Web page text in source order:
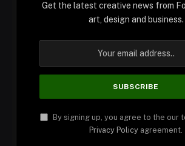
Get the latest creative news from
art, design and business.
By signing up, you agree to the our
Privacy Policy agreement.